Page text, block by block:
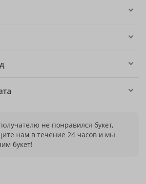
не понравился букет,
нам в течение 24 часов и мы
букет!